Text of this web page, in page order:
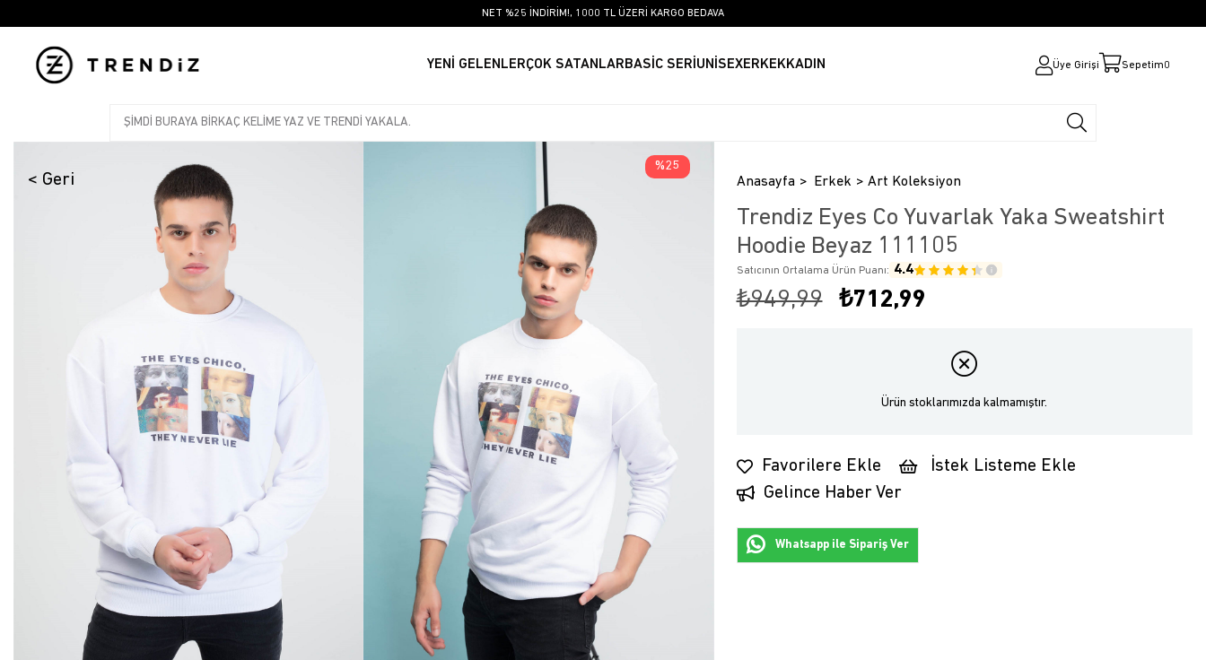
NET %25 İNDİRİM!, 1000 TL ÜZERİ KARGO BEDAVA
YENİ GELENLERÇOK SATANLARBASİC SERİ UNİSEXERKEKKADIN Üye Girişi Sepetim0
25
Anasayfa Erkek Art Koleksiyon
Trendiz Eyes Co Yuvarlak Yaka Sweatshirt
Hoodie Beyaz 111105
Satıcının Ortalama Ürün Puanı: 4.4
₺949,99 ₺712,99
Ürün stoklarımızda kalmamıştır.
Favorilere Ekle
İstek Listeme Ekle
Gelince Haber Ver
Whatsapp ile Sipariş Ver